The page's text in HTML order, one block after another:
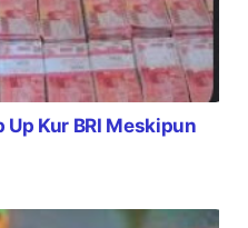
Kur BRI Meskipun